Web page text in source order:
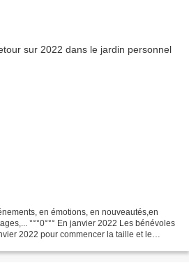
en émotions, en nouveautés,en
°°°0°°° En janvier 2022 Les bénévoles
2022 pour commencer la taille et le